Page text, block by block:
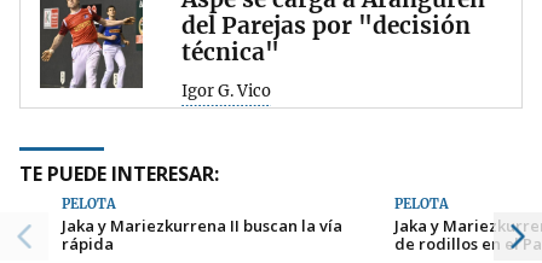
del Parejas por "decisión
técnica"
Igor G. Vico
TE PUEDE INTERESAR:
PELOTA
Jaka y Mariezkurrena II buscan la vía
rápida
PELOTA
Jaka y
de rodillos en el